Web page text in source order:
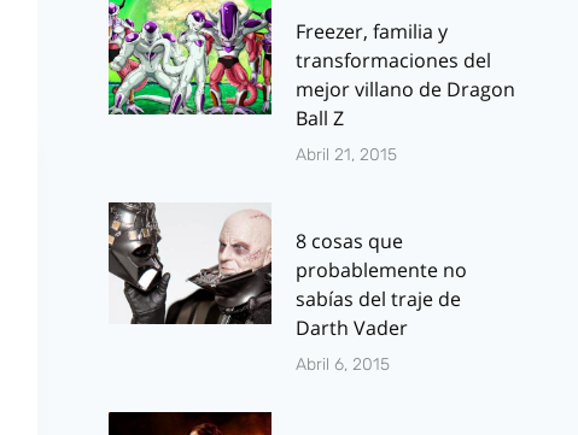
Freezer, familia y
transformaciones del
mejor villano de Dragon
Ball Z
Abril 21, 2015
8 cosas que
probablemente no
sabías del traje de
Darth Vader
Abril 6, 2015